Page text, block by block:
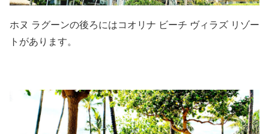
ホヌ ラグーンの後ろにはコオリナ ビーチ ヴィラズ リゾー
トがあります。